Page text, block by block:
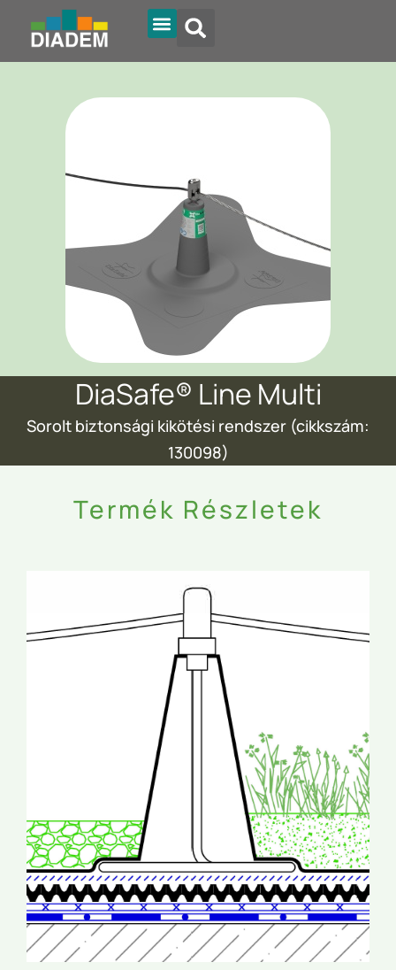
DiaSafe® Line Multi
Sorolt biztonsági kikötési rendszer (cikkszám:
130098)
Termék Részletek